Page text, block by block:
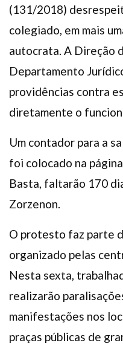
(131/2018)
colegiado, em mais
autocrata. A Direção
Departamento
providências contra
diretamente o
Um contador para a
foi colocado na
Basta, faltarão 170
Zorzenon.
O protesto faz parte
organizado pelas
Nesta sexta,
realizarão
manifestações nos
praças públicas de